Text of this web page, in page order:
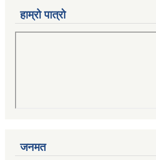
हाम्रो पात्रो
जनमत